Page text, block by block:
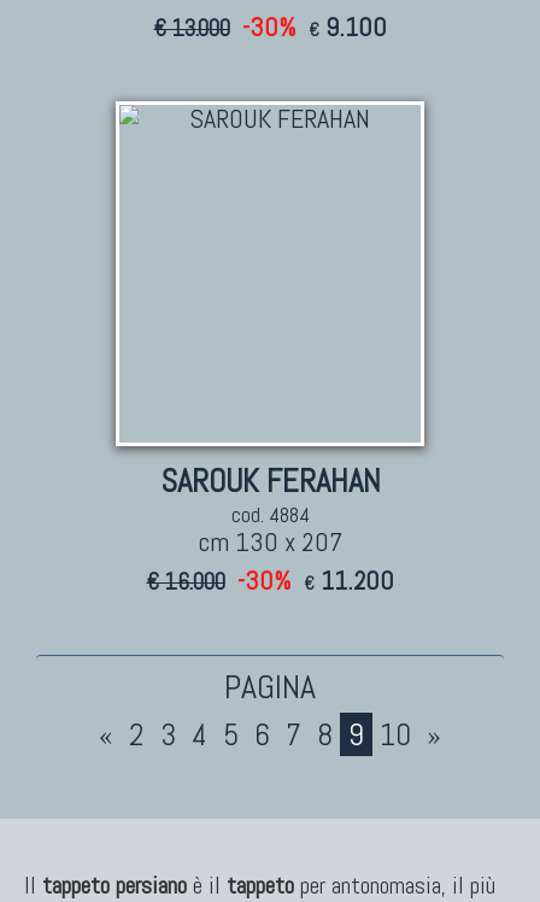
€ 13.000 -30% € 9.100
SAROUK FERAHAN
cod. 4884
cm 130 x 207
€ 16.000 -30% € 11.200
« 2 3 4 5 6 7 8 9 10 »
Il tappeto persianoè il tappetoper antonomasia, il più